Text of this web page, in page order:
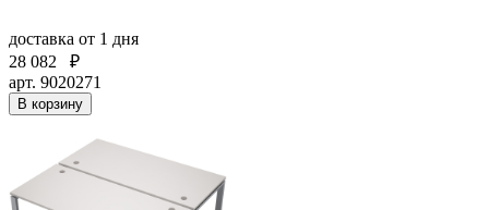
доставка от 1 дня
28 082
₽
арт. 9020271
В корзину